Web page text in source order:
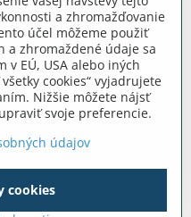
osobných údajov
a zhromažďovanie
účel môžeme použiť
a zhromaždené údaje sa
EÚ, USA alebo iných
cookies“ vyjadrujete
Nižšie môžete nájsť
svoje preferencie.
údajov
cookies